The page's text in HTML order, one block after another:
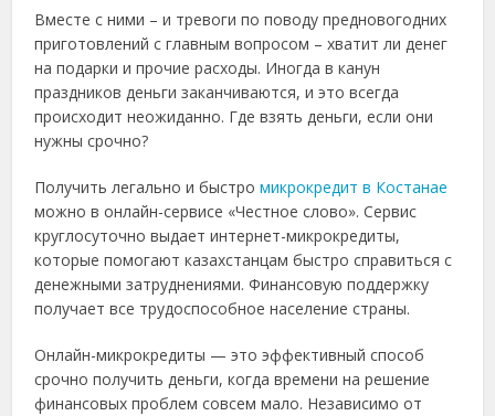
Вместе с ними – и тревоги по поводу предновогодних
приготовлений с главным вопросом – хватит ли денег
на подарки и прочие расходы. Иногда в канун
праздников деньги заканчиваются, и это всегда
происходит неожиданно. Где взять деньги, если они
нужны срочно?
Получить легально и быстромикрокредит в Костанае
можно в онлайн-сервисе «Честное слово». Сервис
круглосуточно выдает интернет-микрокредиты,
которые помогают казахстанцам быстро справиться с
денежными затруднениями. Финансовую поддержку
получает все трудоспособное население страны.
Онлайн-микрокредиты — это эффективный способ
срочно получить деньги, когда времени на решение
финансовых проблем совсем мало. Независимо от